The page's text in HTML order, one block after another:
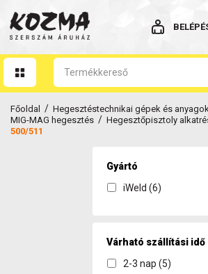
Főoldal / Hegesztéstechnikai gépek és
MIG-MAG hegesztés / Hegesztőpisztoly
500/511
Gyártó
iWeld (6)
Várható szállítási idő
2-3 nap (5)